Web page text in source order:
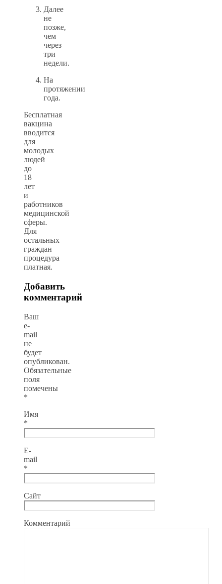
Далее
не
позже,
чем
через
три
недели.
На
протяжении
года.
Бесплатная
вакцина
вводится
для
молодых
людей
до
18
лет
и
работников
медицинской
сферы.
Для
остальных
граждан
процедура
платная.
Добавить
комментарий
Ваш
e-
mail
не
будет
опубликован.
Обязательные
поля
помечены
*
Имя
*
E-
mail
*
Сайт
Комментарий